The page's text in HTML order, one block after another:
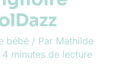
bébé / Par Mathilde
4 minutes de lecture